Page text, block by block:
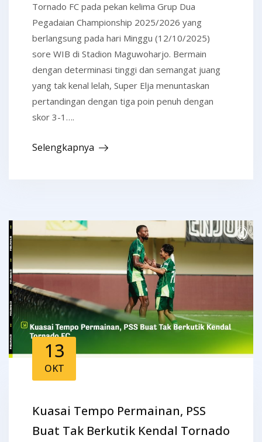
Tornado FC pada pekan kelima Grup Dua
Pegadaian Championship 2025/2026 yang
berlangsung pada hari Minggu (12/10/2025)
sore WIB di Stadion Maguwoharjo. Bermain
dengan determinasi tinggi dan semangat juang
yang tak kenal lelah, Super Elja menuntaskan
pertandingan dengan tiga poin penuh dengan
skor 3-1….
Selengkapnya
13
OKT
Kuasai Tempo Permainan, PSS
Buat Tak Berkutik Kendal Tornado